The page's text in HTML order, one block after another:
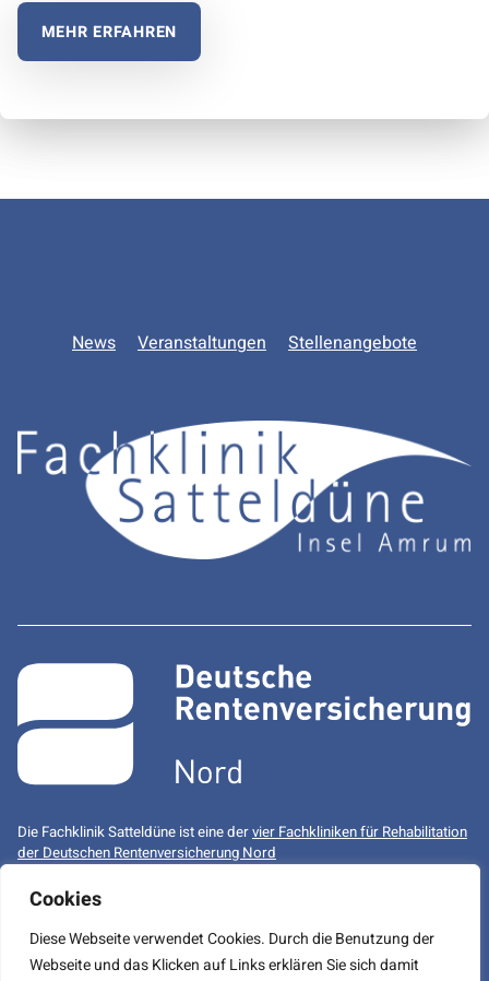
Cookies
Diese Webseite verwendet Cookies. Durch die Benutzung der
Webseite und das Klicken auf Links erklären Sie sich damit
MEHR ERFAHREN
Zurück zur Hauptnavigation springen
News Veranstaltungen Stellenangebote
Die Fachklinik Satteldüne ist eine dervier Fachkliniken für Rehabilitation
der Deutschen Rentenversicherung Nord
Sylt Aukrug
Facebook LinkedIn Instagram